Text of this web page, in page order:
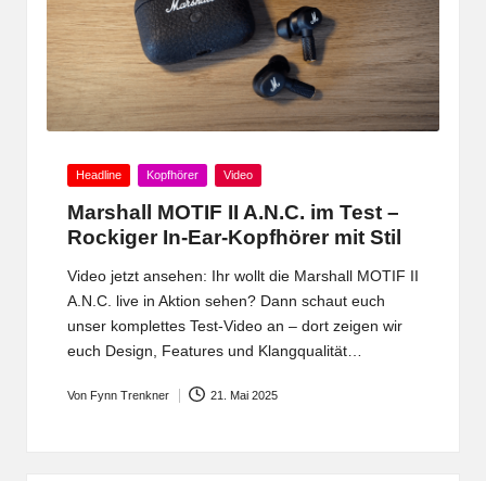
Posted
Headline Kopfhörer Video
Marshall MOTIF II A.N.C. im Test –
Rockiger In-Ear-Kopfhörer mit Stil
Video jetzt ansehen: Ihr wollt die Marshall MOTIF II
A.N.C. live in Aktion sehen? Dann schaut euch
unser komplettes Test-Video an – dort zeigen wir
euch Design, Features und Klangqualität…
Posted
Von Fynn Trenkner 21. Mai 2025